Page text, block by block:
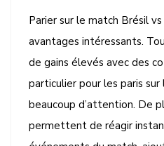
Parier sur le match Brésil
avantages intéressants.
de gains élevés avec des
particulier pour les paris
beaucoup d’attention. De
permettent de réagir